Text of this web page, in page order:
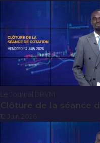
Le Journal BRVM
Clôture de la séance